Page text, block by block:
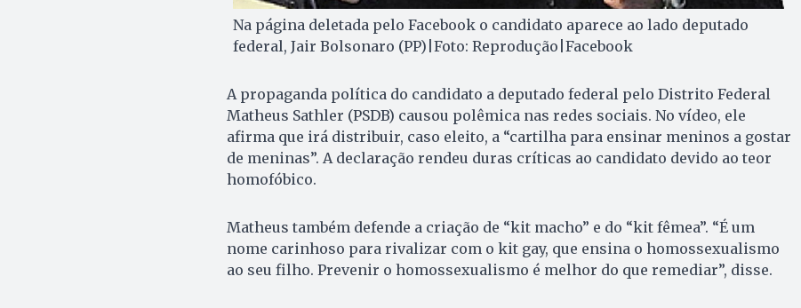
Na página deletada pelo Facebook o candidato aparece ao lado deputado
federal, Jair Bolsonaro (PP)|Foto: Reprodução|Facebook
A propaganda política do candidato a deputado federal pelo Distrito Federal
Matheus Sathler (PSDB) causou polêmica nas redes sociais. No vídeo, ele
afirma que irá distribuir, caso eleito, a “cartilha para ensinar meninos a gostar
de meninas”. A declaração rendeu duras críticas ao candidato devido ao teor
homofóbico.
Matheus também defende a criação de “kit macho” e do “kit fêmea”. “É um
nome carinhoso para rivalizar com o kit gay, que ensina o homossexualismo
ao seu filho. Prevenir o homossexualismo é melhor do que remediar”, disse.